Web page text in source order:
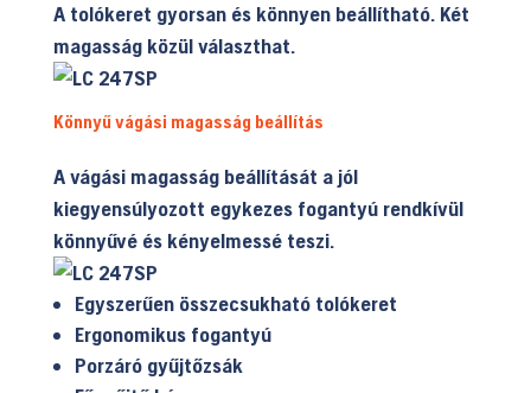
A tolókeret gyorsan és könnyen beállítható. Két
magasság közül választhat.
Könnyű vágási magasság beállítás
A vágási magasság beállítását a jól
kiegyensúlyozott egykezes fogantyú rendkívül
könnyűvé és kényelmessé teszi.
Egyszerűen összecsukható tolókeret
Ergonomikus fogantyú
Porzáró gyűjtőzsák